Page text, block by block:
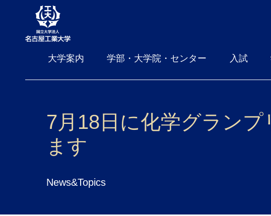
大学案内 学部・大学院・センター 入試
7月18日に化学グラン
ます
News&Topics